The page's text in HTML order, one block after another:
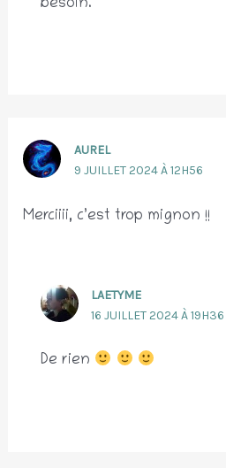
besoin.
AUREL
9 JUILLET 2024 À 12H56
Merciiii, c’est trop mignon !!
LAETYME
16 JUILLET 2024 À 19H36
De rien